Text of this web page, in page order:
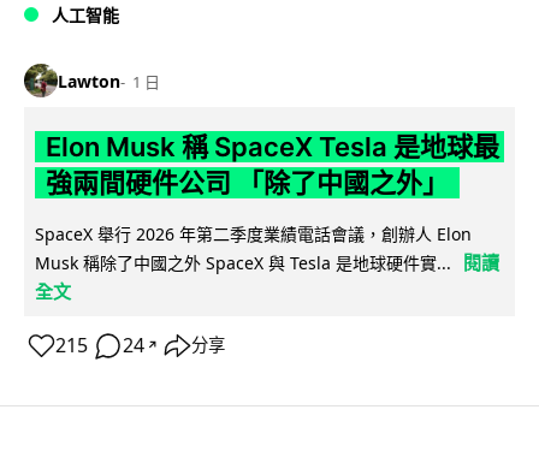
人工智能
Lawton 1 日
Elon Musk 稱 SpaceX Tesla 是地球最
強兩間硬件公司 「除了中國之外」
SpaceX 舉行 2026 年第二季度業績電話會議，創辦人 Elon
Musk 稱除了中國之外 SpaceX 與 Tesla 是地球硬件實...
閱讀
全文
215 24 ↗ 分享